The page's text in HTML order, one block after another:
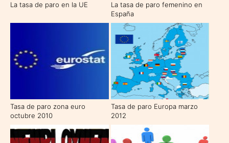
La tasa de paro en la UE
La tasa de paro femenino en
España
Tasa de paro zona euro
octubre 2010
Tasa de paro Europa marzo
2012